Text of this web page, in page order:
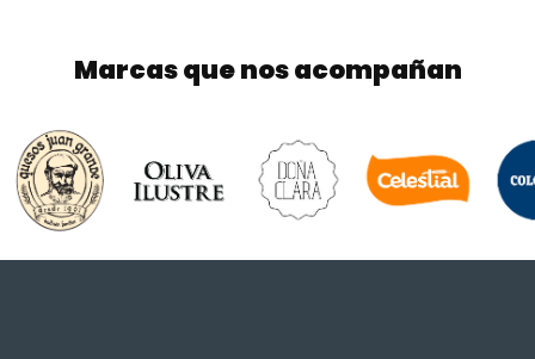
Marcas que nos acompañan